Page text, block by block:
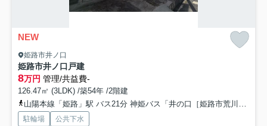
NEW
姫路市井ノ口
姫路市井ノ口戸建
8万円 管理/共益費-
126.47㎡ (3LDK) /築54年 /2階建
山陽本線「姫路」駅 バス21分 神姫バス「井の口［姫路市荒川］」 停歩2分
駐輪場 公共下水